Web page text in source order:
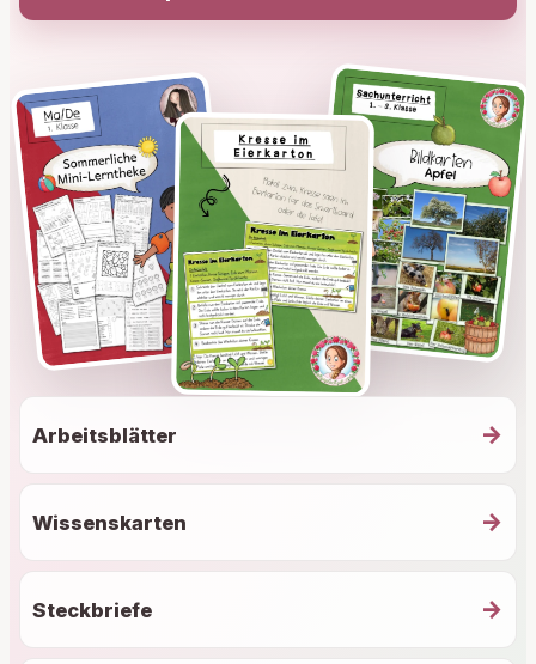
Arbeitsblätter →
Wissenskarten →
Steckbriefe →